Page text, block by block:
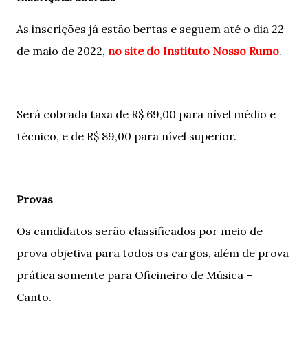
As inscrições já estão bertas e seguem até o dia 22
de maio de 2022, no site do Instituto Nosso Rumo.
Será cobrada taxa de R$ 69,00 para nível médio e
técnico, e de R$ 89,00 para nível superior.
Provas
Os candidatos serão classificados por meio de
prova objetiva para todos os cargos, além de prova
prática somente para Oficineiro de Música –
Canto.